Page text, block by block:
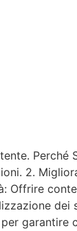
Perché
2.
Offrire
dei
garantire